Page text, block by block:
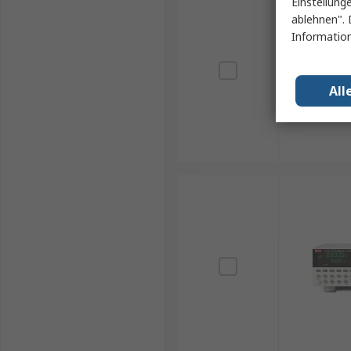
ablehnen".